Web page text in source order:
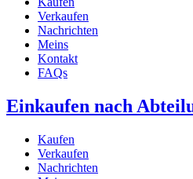
Verkaufen
Nachrichten
Meins
Kontakt
FAQs
Einkaufen nach
Kaufen
Verkaufen
Nachrichten